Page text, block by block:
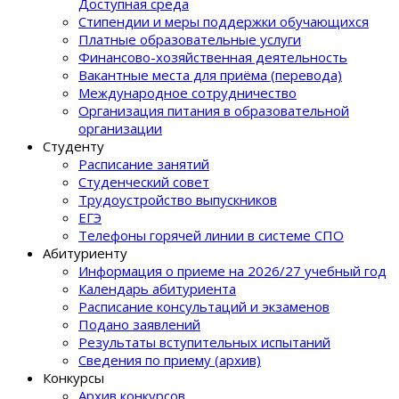
Доступная среда
Стипендии и меры поддержки обучающихся
Платные образовательные услуги
Финансово-хозяйственная деятельность
Вакантные места для приёма (перевода)
Международное сотрудничество
Организация питания в образовательной
организации
Студенту
Расписание занятий
Студенческий совет
Трудоустройство выпускников
ЕГЭ
Телефоны горячей линии в системе СПО
Абитуриенту
Информация о приеме на 2026/27 учебный год
Календарь абитуриента
Расписание консультаций и экзаменов
Подано заявлений
Результаты вступительных испытаний
Сведения по приему (архив)
Конкурсы